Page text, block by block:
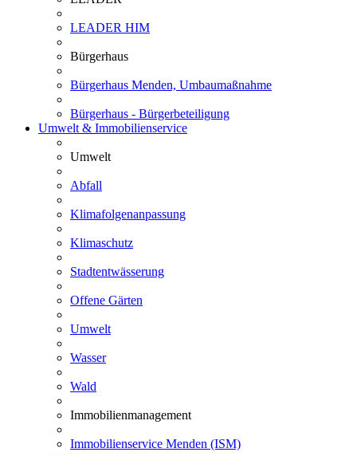
LEADER HIM
Bürgerhaus
Bürgerhaus Menden, Umbaumaßnahme
Bürgerhaus - Bürgerbeteiligung
Umwelt & Immobilienservice
Umwelt
Abfall
Klimafolgenanpassung
Klimaschutz
Stadtentwässerung
Offene Gärten
Umwelt
Wasser
Wald
Immobilienmanagement
Immobilienservice Menden (ISM)